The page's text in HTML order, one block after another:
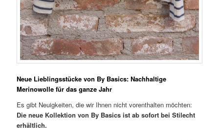
Neue Lieblingsstücke von By Basics: Nachhaltige
Merinowolle für das ganze Jahr
Es gibt Neuigkeiten, die wir Ihnen nicht vorenthalten möchten:
Die neue Kollektion von By Basics ist ab sofort bei Stilecht
erhältlich.